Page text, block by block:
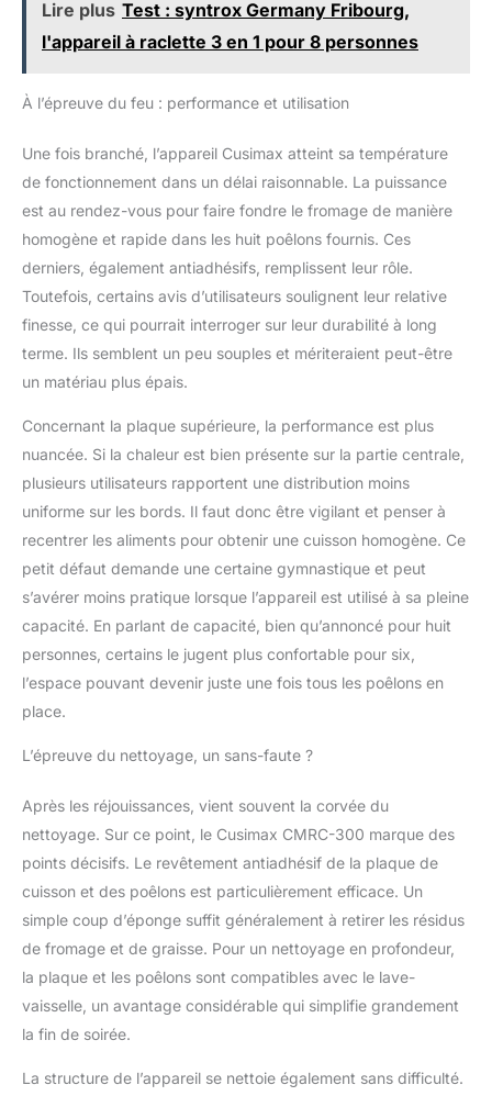
Lire plus Test : syntrox Germany Fribourg,
l'appareil à raclette 3 en 1 pour 8 personnes
À l’épreuve du feu : performance et utilisation
Une fois branché, l’appareil Cusimax atteint sa température
de fonctionnement dans un délai raisonnable. La puissance
est au rendez-vous pour faire fondre le fromage de manière
homogène et rapide dans les huit poêlons fournis. Ces
derniers, également antiadhésifs, remplissent leur rôle.
Toutefois, certains avis d’utilisateurs soulignent leur relative
finesse, ce qui pourrait interroger sur leur durabilité à long
terme. Ils semblent un peu souples et mériteraient peut-être
un matériau plus épais.
Concernant la plaque supérieure, la performance est plus
nuancée. Si la chaleur est bien présente sur la partie centrale,
plusieurs utilisateurs rapportent une distribution moins
uniforme sur les bords. Il faut donc être vigilant et penser à
recentrer les aliments pour obtenir une cuisson homogène. Ce
petit défaut demande une certaine gymnastique et peut
s’avérer moins pratique lorsque l’appareil est utilisé à sa pleine
capacité. En parlant de capacité, bien qu’annoncé pour huit
personnes, certains le jugent plus confortable pour six,
l’espace pouvant devenir juste une fois tous les poêlons en
place.
L’épreuve du nettoyage, un sans-faute ?
Après les réjouissances, vient souvent la corvée du
nettoyage. Sur ce point, le Cusimax CMRC-300 marque des
points décisifs. Le revêtement antiadhésif de la plaque de
cuisson et des poêlons est particulièrement efficace. Un
simple coup d’éponge suffit généralement à retirer les résidus
de fromage et de graisse. Pour un nettoyage en profondeur,
la plaque et les poêlons sont compatibles avec le lave-
vaisselle, un avantage considérable qui simplifie grandement
la fin de soirée.
La structure de l’appareil se nettoie également sans difficulté.